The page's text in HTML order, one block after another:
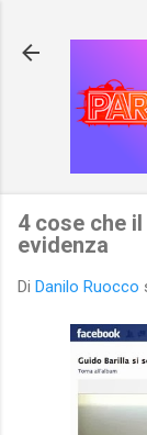
4 cose che
evidenza
Di Danilo Ruocco